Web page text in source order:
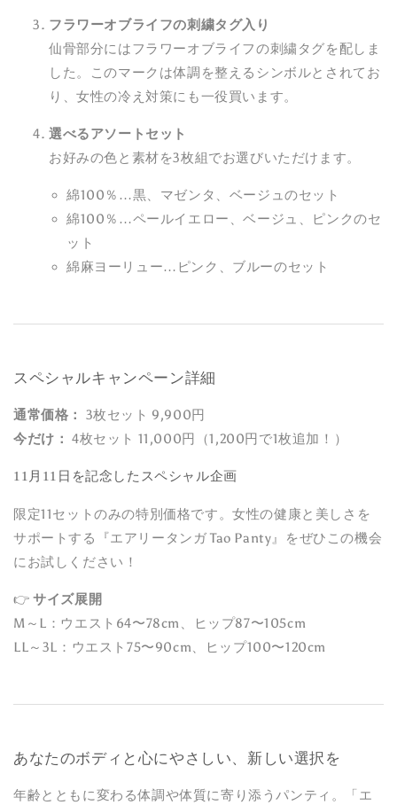
フラワーオブライフの刺繍タグ入り
仙骨部分にはフラワーオブライフの刺繍タグを配しま
した。このマークは体調を整えるシンボルとされてお
り、女性の冷え対策にも一役買います。
選べるアソートセット
お好みの色と素材を3枚組でお選びいただけます。
綿100％…黒、マゼンタ、ベージュのセット
綿100％…ペールイエロー、ベージュ、ピンクのセ
ット
綿麻ヨーリュー…ピンク、ブルーのセット
スペシャルキャンペーン詳細
通常価格：
3枚セット 9,900円
今だけ： 4枚セット 11,000円（1,200円で1枚追加！）
11月11日を記念したスペシャル企画
限定11セットのみの特別価格です。女性の健康と美しさを
サポートする『エアリータンガ Tao Panty』をぜひこの機会
にお試しください！
👉サイズ展開
M～L：ウエスト64〜78cm、ヒップ87〜105cm
LL～3L：ウエスト75〜90cm、ヒップ100〜120cm
あなたのボディと心にやさしい、新しい選択を
年齢とともに変わる体調や体質に寄り添うパンティ。「エ